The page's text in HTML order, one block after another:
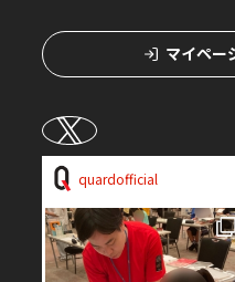
マイペー
quardofficial